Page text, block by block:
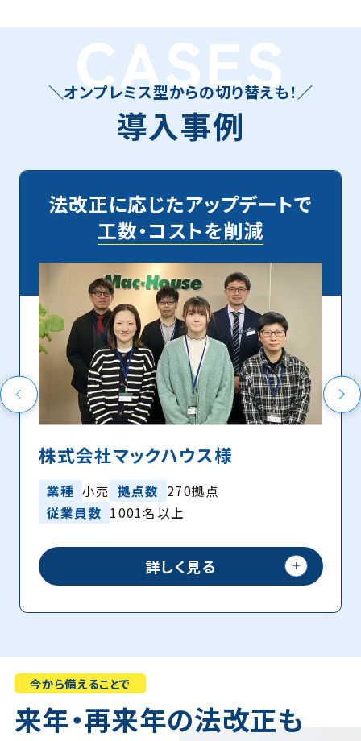
CASES
＼オンプレミス型からの切り替えも！／
導入事例
法改正に応じたアップデートで
工数・コストを削減
株式会社マックハウス様
業種 小売 拠点数 270拠点
従業員数 1001名以上
詳しく見る
今から備えることで
来年・再来年の法改正も